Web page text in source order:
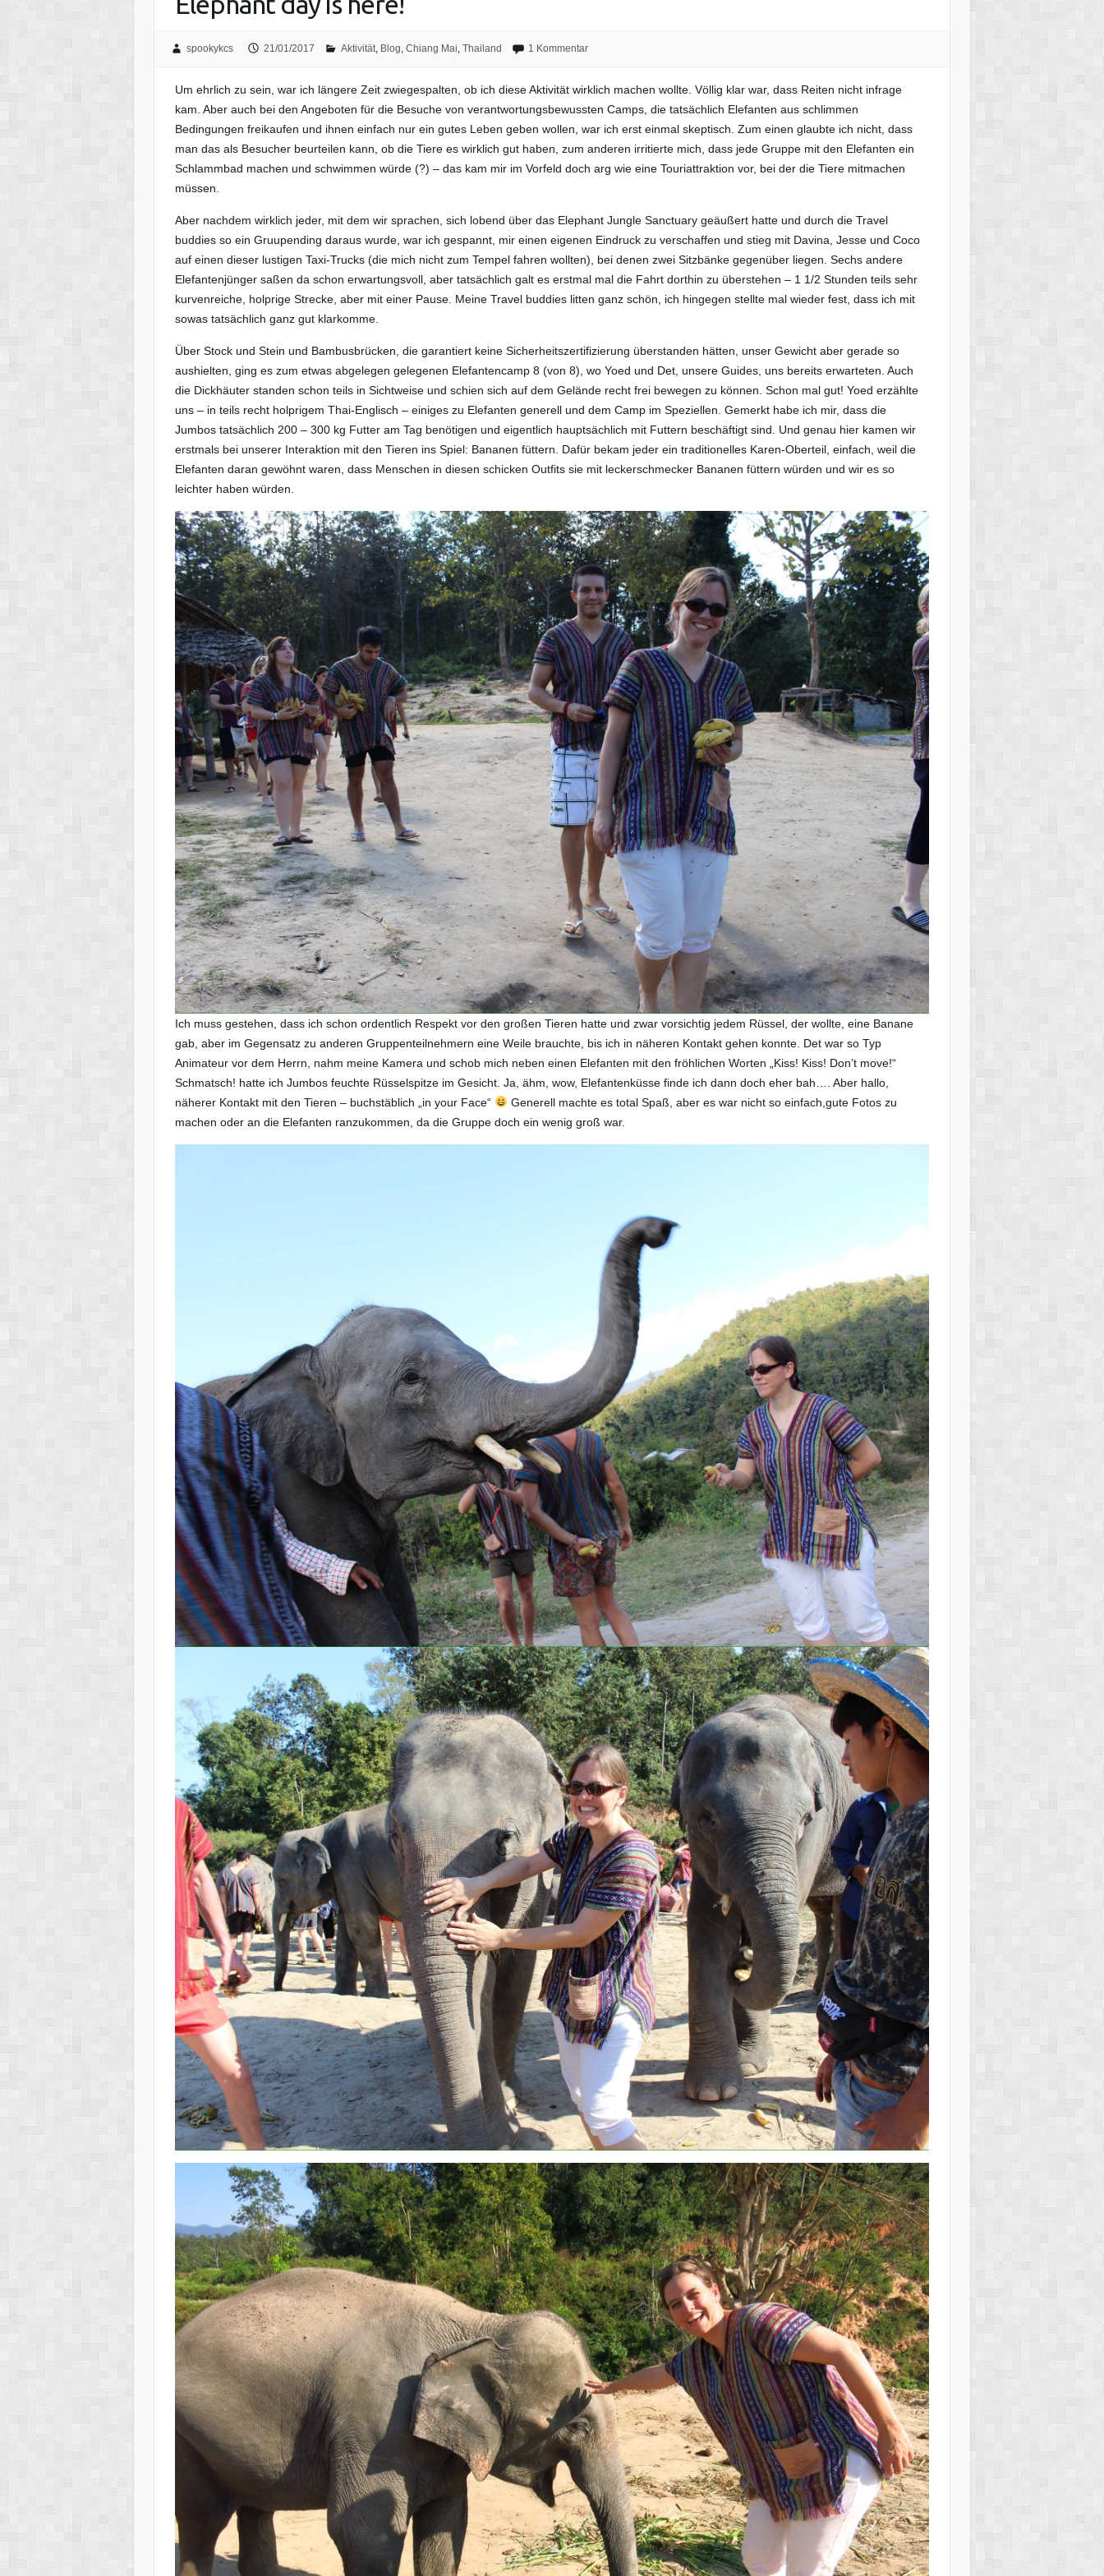
spookykcs 21/01/2017 Aktivität, Blog, Chiang Mai, Thailand 1 Kommentar
Um ehrlich zu sein, war ich längere Zeit zwiegespalten, ob ich diese Aktivität wirklich machen wollte. Völlig klar war, dass Reiten nicht infrage
kam. Aber auch bei den Angeboten für die Besuche von verantwortungsbewussten Camps, die tatsächlich Elefanten aus schlimmen
Bedingungen freikaufen und ihnen einfach nur ein gutes Leben geben wollen, war ich erst einmal skeptisch. Zum einen glaubte ich nicht, dass
man das als Besucher beurteilen kann, ob die Tiere es wirklich gut haben, zum anderen irritierte mich, dass jede Gruppe mit den Elefanten ein
Schlammbad machen und schwimmen würde (?) – das kam mir im Vorfeld doch arg wie eine Touriattraktion vor, bei der die Tiere mitmachen
müssen.
Aber nachdem wirklich jeder, mit dem wir sprachen, sich lobend über das Elephant Jungle Sanctuary geäußert hatte und durch die Travel
buddies so ein Gruupending daraus wurde, war ich gespannt, mir einen eigenen Eindruck zu verschaffen und stieg mit Davina, Jesse und Coco
auf einen dieser lustigen Taxi-Trucks (die mich nicht zum Tempel fahren wollten), bei denen zwei Sitzbänke gegenüber liegen. Sechs andere
Elefantenjünger saßen da schon erwartungsvoll, aber tatsächlich galt es erstmal mal die Fahrt dorthin zu überstehen – 1 1/2 Stunden teils sehr
kurvenreiche, holprige Strecke, aber mit einer Pause. Meine Travel buddies litten ganz schön, ich hingegen stellte mal wieder fest, dass ich mit
sowas tatsächlich ganz gut klarkomme.
Über Stock und Stein und Bambusbrücken, die garantiert keine Sicherheitszertifizierung überstanden hätten, unser Gewicht aber gerade so
aushielten, ging es zum etwas abgelegen gelegenen Elefantencamp 8 (von 8), wo Yoed und Det, unsere Guides, uns bereits erwarteten. Auch
die Dickhäuter standen schon teils in Sichtweise und schien sich auf dem Gelände recht frei bewegen zu können. Schon mal gut! Yoed erzählte
uns – in teils recht holprigem Thai-Englisch – einiges zu Elefanten generell und dem Camp im Speziellen. Gemerkt habe ich mir, dass die
Jumbos tatsächlich 200 – 300 kg Futter am Tag benötigen und eigentlich hauptsächlich mit Futtern beschäftigt sind. Und genau hier kamen wir
erstmals bei unserer Interaktion mit den Tieren ins Spiel: Bananen füttern. Dafür bekam jeder ein traditionelles Karen-Oberteil, einfach, weil die
Elefanten daran gewöhnt waren, dass Menschen in diesen schicken Outfits sie mit leckerschmecker Bananen füttern würden und wir es so
leichter haben würden.
Ich muss gestehen, dass ich schon ordentlich Respekt vor den großen Tieren hatte und zwar vorsichtig jedem Rüssel, der wollte, eine Banane
gab, aber im Gegensatz zu anderen Gruppenteilnehmern eine Weile brauchte, bis ich in näheren Kontakt gehen konnte. Det war so Typ
Animateur vor dem Herrn, nahm meine Kamera und schob mich neben einen Elefanten mit den fröhlichen Worten „Kiss! Kiss! Don’t move!“
Schmatsch! hatte ich Jumbos feuchte Rüsselspitze im Gesicht. Ja, ähm, wow, Elefantenküsse finde ich dann doch eher bah…. Aber hallo,
näherer Kontakt mit den Tieren – buchstäblich „in your Face“
Generell machte es total Spaß, aber es war nicht so einfach,gute Fotos zu
machen oder an die Elefanten ranzukommen, da die Gruppe doch ein wenig groß war.